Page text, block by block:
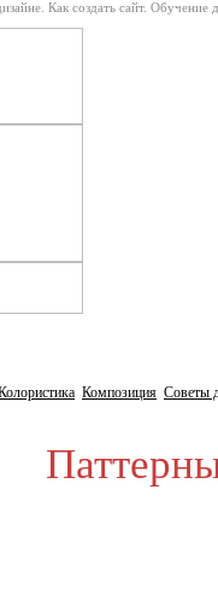
Как создать сайт. Обучение
Композиция Советы